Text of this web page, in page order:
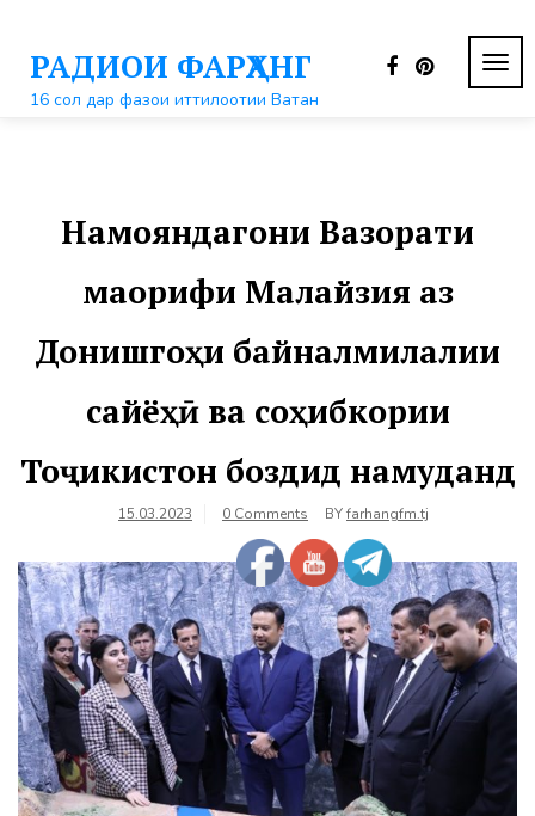
контентуРАДИОИ ФАРҲАНГ
16 сол дар фазои иттилоотии Ватан
Намояндагони Вазорати
маорифи Малайзия аз
Донишгоҳи байналмилалии
сайёҳӣ ва соҳибкории
Тоҷикистон боздид намуданд
15.03.2023 0 Comments BYfarhangfm.tj